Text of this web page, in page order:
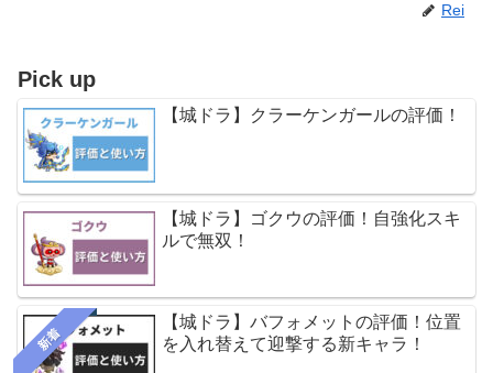
Rei
Pick up
【城ドラ】クラーケンガールの評価！
【城ドラ】ゴクウの評価！自強化スキ
ルで無双！
新着
【城ドラ】バフォメットの評価！位置
を入れ替えて迎撃する新キャラ！